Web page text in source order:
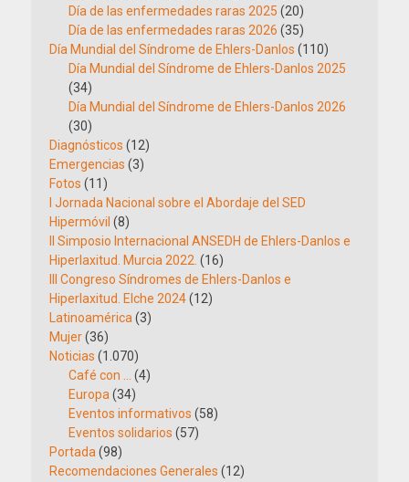
Día de las enfermedades raras 2025 (20)
Día de las enfermedades raras 2026 (35)
Día Mundial del Síndrome de Ehlers-Danlos (110)
Día Mundial del Síndrome de Ehlers-Danlos 2025
(34)
Día Mundial del Síndrome de Ehlers-Danlos 2026
(30)
Diagnósticos (12)
Emergencias (3)
Fotos (11)
I Jornada Nacional sobre el Abordaje del SED
Hipermóvil (8)
II Simposio Internacional ANSEDH de Ehlers-Danlos e
Hiperlaxitud. Murcia 2022. (16)
III Congreso Síndromes de Ehlers-Danlos e
Hiperlaxitud. Elche 2024(12)
Latinoamérica (3)
Mujer(36)
Noticias (1.070)
Café con …
(4)
Europa (34)
Eventos informativos (58)
Eventos solidarios (57)
Portada (98)
Recomendaciones Generales (12)